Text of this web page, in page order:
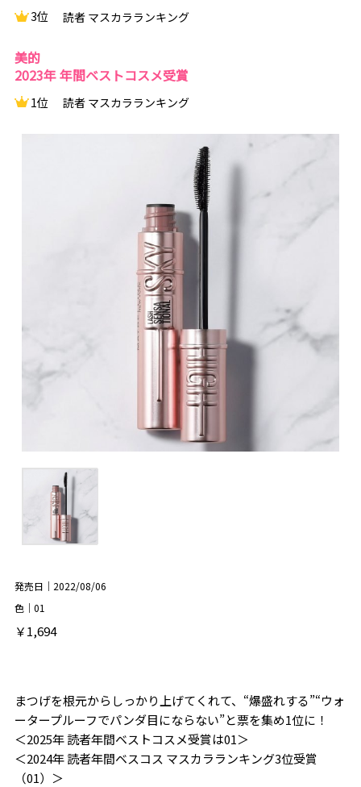
3位 読者 マスカラランキング
美的
2023年 年間ベストコスメ受賞
1位 読者 マスカラランキング
発売日｜2022/08/06
色｜01
￥1,694
まつげを根元からしっかり上げてくれて、“爆盛れする”“ウォ
ータープルーフでパンダ目にならない”と票を集め1位に！
＜2025年 読者年間ベストコスメ受賞は01＞
＜2024年 読者年間ベスコス マスカラランキング3位受賞
（01）＞